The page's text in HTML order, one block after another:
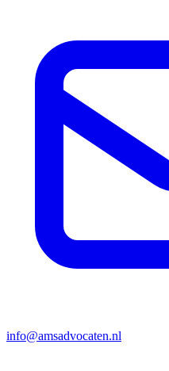
info@amsadvocaten.nl